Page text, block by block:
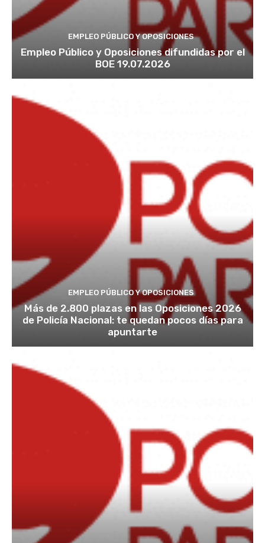
EMPLEO PÚBLICO Y OPOSICIONES
Empleo Público y Oposiciones difundidas por el
BOE 19.07.2026
EMPLEO PÚBLICO Y OPOSICIONES
Más de 2.800 plazas en las Oposiciones 2026
de Policía Nacional: te quedan pocos días para
apuntarte